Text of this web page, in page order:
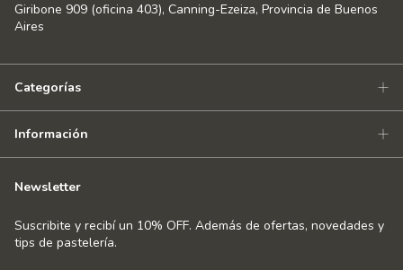
Giribone 909 (oficina 403), Canning-Ezeiza, Provincia de Buenos
Aires
Categorías
Información
Newsletter
Suscribite y recibí un 10% OFF. Además de ofertas, novedades y
tips de pastelería.